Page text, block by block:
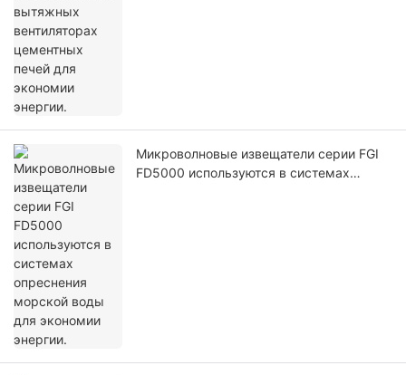
Микроволновые извещатели серии FGI
FD5000 используются в системах